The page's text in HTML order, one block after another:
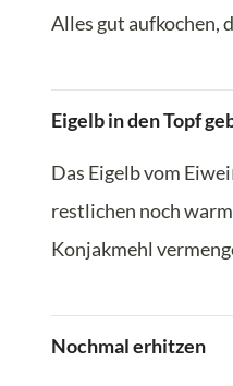
Alles gut aufkochen,
Eigelb in den Topf
Das Eigelb vom
restlichen noch
Konjakmehl
Nochmal erhitzen